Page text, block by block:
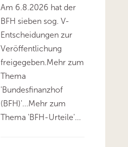
Am 6.8.2026 hat der
BFH sieben sog. V-
Entscheidungen zur
Veröffentlichung
freigegeben.Mehr zum
Thema
'Bundesfinanzhof
(BFH)'...Mehr zum
Thema 'BFH-Urteile'...